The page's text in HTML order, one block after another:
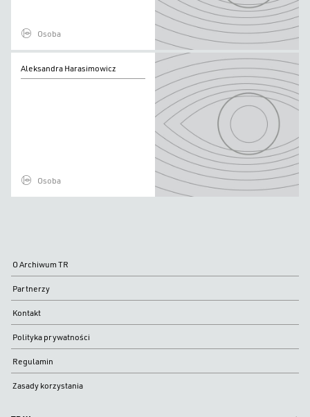
Osoba
Harasimowicz
Aleksandra Harasimowicz
Osoba
O Archiwum TR
Partnerzy
Kontakt
Polityka prywatności
Regulamin
Zasady korzystania